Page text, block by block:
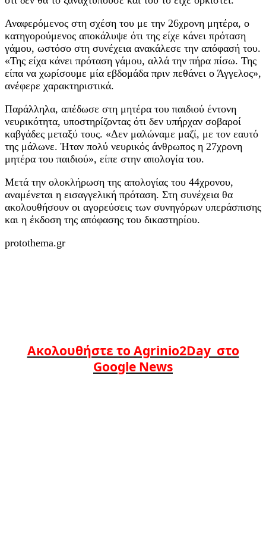
Αναφερόμενος στη σχέση του με την 26χρονη μητέρα, ο
κατηγορούμενος αποκάλυψε ότι της είχε κάνει πρόταση
γάμου, ωστόσο στη συνέχεια ανακάλεσε την απόφασή του.
«Της είχα κάνει πρόταση γάμου, αλλά την πήρα πίσω. Της
είπα να χωρίσουμε μία εβδομάδα πριν πεθάνει ο Άγγελος»,
ανέφερε χαρακτηριστικά.
Παράλληλα, απέδωσε στη μητέρα του παιδιού έντονη
νευρικότητα, υποστηρίζοντας ότι δεν υπήρχαν σοβαροί
καβγάδες μεταξύ τους. «Δεν μαλώναμε μαζί, με τον εαυτό
της μάλωνε. Ήταν πολύ νευρικός άνθρωπος η 27χρονη
μητέρα του παιδιού», είπε στην απολογία του.
Μετά την ολοκλήρωση της απολογίας του 44χρονου,
αναμένεται η εισαγγελική πρόταση. Στη συνέχεια θα
ακολουθήσουν οι αγορεύσεις των συνηγόρων υπεράσπισης
και η έκδοση της απόφασης του δικαστηρίου.
protothema.gr
Ακολουθήστε το Agrinio2Day στο
Google News